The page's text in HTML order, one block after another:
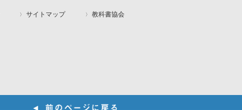
サイトマップ 教科書協会